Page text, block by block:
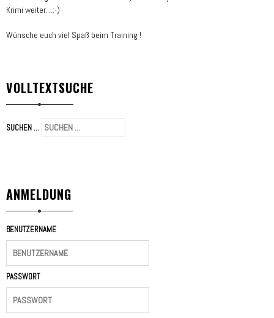
Krimi weiter…:-)
Wünsche euch viel Spaß beim Training !
VOLLTEXTSUCHE
SUCHEN ...
ANMELDUNG
BENUTZERNAME
PASSWORT